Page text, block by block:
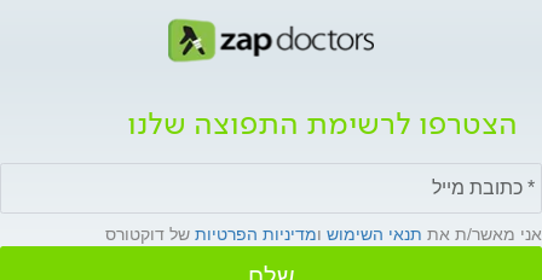
הצטרפו לרשימת התפוצה שלנו
אני מאשר/ת את תנאי השימוש ומדיניות הפרטיות של דוקטורס